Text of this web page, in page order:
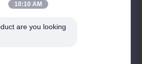
Gönder
10:10 AM
are you looking